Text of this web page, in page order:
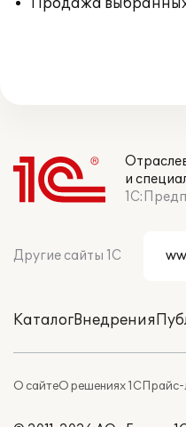
Продажа
и
Другие сайты 1С
КаталогВнедрения
О сайтеО решениях 1СПрайс-